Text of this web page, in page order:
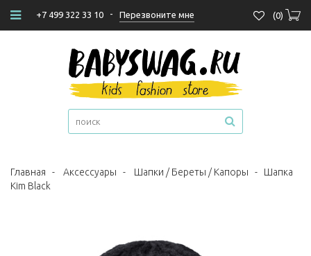
+7 499 322 33 10 - Перезвоните мне (0)
Главная - Аксессуары - Шапки / Береты / Капоры - Шапка
Kim Black